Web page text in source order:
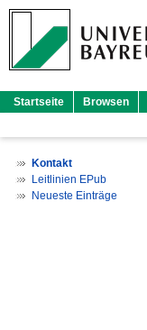
Startseite Browsen
Kontakt
Leitlinien EPub
Neueste Einträge